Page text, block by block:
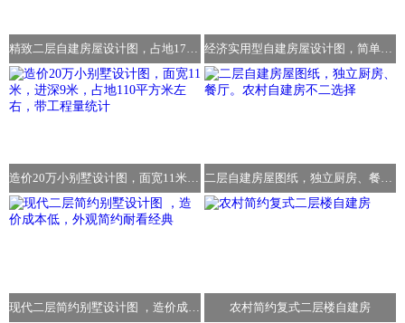
精致二层自建房屋设计图，占地170平方米，造价35万 经济实用型自建房屋设计图，简单大方，布局完善合理
造价20万小别墅设计图，面宽11米，进深9米，占地110平方米左右，带工程量统计 二层自建房屋图纸，独立厨房、餐厅。农村自建房不二选择
现代二层简约别墅设计图 ，造价成本低，外观简约耐看经典 农村简约复式二层楼自建房